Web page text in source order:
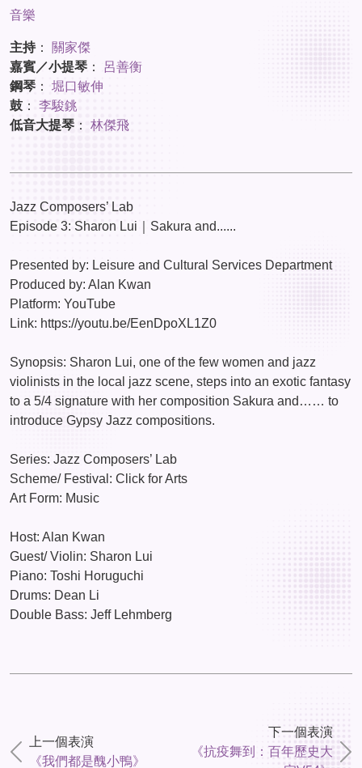
音樂
主持： 關家傑
嘉賓／小提琴 ： 呂善衡
鋼琴 ： 堀口敏伸
鼓 ： 李駿銚
低音大提琴 ： 林傑飛
Jazz Composers’ Lab
Episode 3: Sharon Lui｜Sakura and......
Presented by: Leisure and Cultural Services Department
Produced by: Alan Kwan
Platform: YouTube
Link: https://youtu.be/EenDpoXL1Z0
Synopsis: Sharon Lui, one of the few women and jazz
violinists in the local jazz scene, steps into an exotic fantasy
to a 5/4 signature with her composition Sakura and…… to
introduce Gypsy Jazz compositions.
Series: Jazz Composers’ Lab
Scheme/ Festival: Click for Arts
Art Form: Music
Host: Alan Kwan
Guest/ Violin: Sharon Lui
Piano: Toshi Horuguchi
Drums: Dean Li
Double Bass: Jeff Lehmberg
上一個表演
《我們都是醜小鴨》
下一個表演
《抗疫舞到：百年歷史大